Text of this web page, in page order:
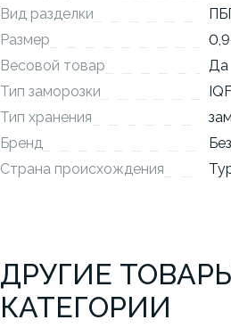
Вид разделки
Размер
Весовой товар
Да
Тип заморозки
Тип хранения
зам
Бренд
Страна происхождения
ДРУГИЕ
КАТЕГОРИИ